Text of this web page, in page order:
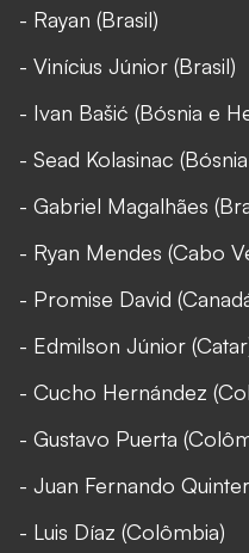
- Rayan (Brasil)
- Vinícius Júnior (Brasil)
- Ivan Bašić (Bósnia e
- Sead Kolasinac
- Gabriel Magalhães
- Ryan Mendes (Cabo
- Promise David
- Edmilson Júnior
- Cucho Hernández
- Gustavo Puerta
- Juan Fernando
- Luis Díaz (Colômbia)